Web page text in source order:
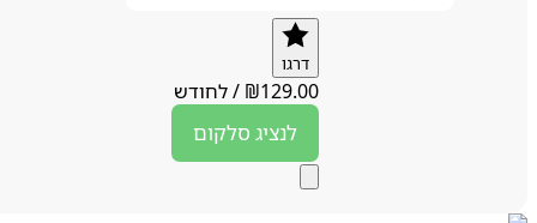
₪129.00
/לחודש
לנציגסלקום